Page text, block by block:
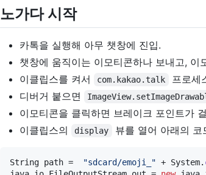
노가다 시작
카톡을 실행해 아무 챗창에 진입.
챗창에 움직이는 이모티콘하나 보내고, 이
이클립스를 켜서
com.kakao.talk 프로세
디버거 붙으면
이모티콘을 클릭하면 브레이크 포인트가
이클립스의
display 뷰를 열어 아래의 코
String path = "sdcard/emoji_" + System.